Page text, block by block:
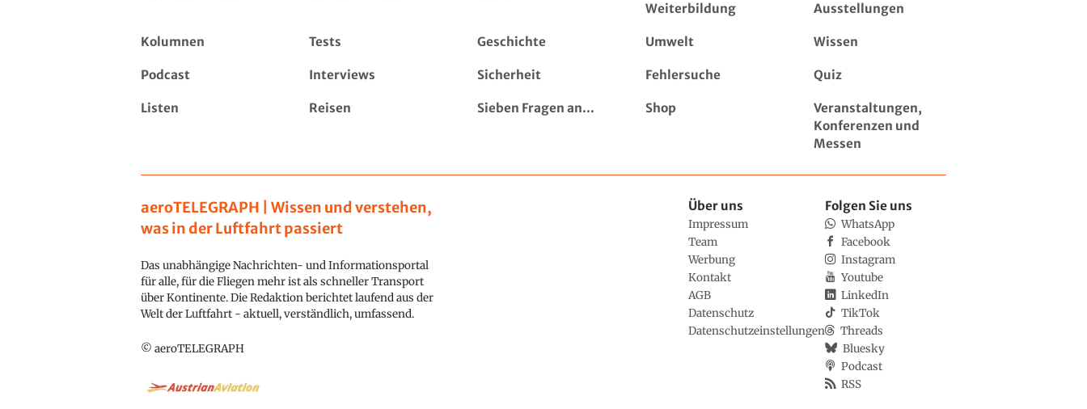
Weiterbildung
Ausstellungen
Kolumnen Tests Geschichte Umwelt Wissen
Podcast Interviews Sicherheit Fehlersuche Quiz
Listen Reisen Sieben Fragen an... Shop
Veranstaltungen,
Konferenzen und
Messen
aeroTELEGRAPH | Wissen und verstehen,
was in der Luftfahrt passiert
Das unabhängige Nachrichten- und Informationsportal
für alle, für die Fliegen mehr ist als schneller Transport
über Kontinente. Die Redaktion berichtet laufend aus der
Welt der Luftfahrt - aktuell, verständlich, umfassend.
© aeroTELEGRAPH
Über uns
Impressum
Team
Werbung
Kontakt
AGB
Datenschutz
Datenschutzeinstellungen
Folgen Sie uns
WhatsApp
Facebook
Instagram
Youtube
LinkedIn
TikTok
Threads
Bluesky
Podcast
RSS